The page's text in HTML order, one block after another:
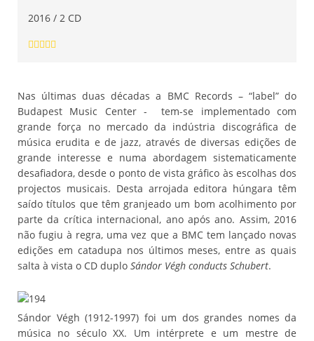
2016 / 2 CD
Nas últimas duas décadas a BMC Records – “label” do
Budapest Music Center - tem-se implementado com
grande força no mercado da indústria discográfica de
música erudita e de jazz, através de diversas edições de
grande interesse e numa abordagem sistematicamente
desafiadora, desde o ponto de vista gráfico às escolhas dos
projectos musicais. Desta arrojada editora húngara têm
saído títulos que têm granjeado um bom acolhimento por
parte da crítica internacional, ano após ano. Assim, 2016
não fugiu à regra, uma vez que a BMC tem lançado novas
edições em catadupa nos últimos meses, entre as quais
salta à vista o CD duplo Sándor Végh conducts Schubert.
Sándor Végh (1912-1997) foi um dos grandes nomes da
música no século XX. Um intérprete e um mestre de